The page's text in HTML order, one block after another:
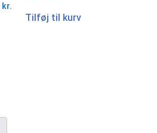
kr.
Tilføj til kurv